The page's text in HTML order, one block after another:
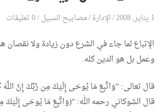
1 يناير, 2008 /الإدارة/مصابيح السبيل/0 تعليقات
الإتباع لما جاء في الشرع دون زيادة ولا
وعمل بل هو الدين كله.
قال تعالى: “وَاتَّبِعْ مَا يُوحَى إِلَيْكَ مِن رَّبِّكَ إِنَّ اللَّهَ
قال الشوكاني رحمه الله: “(وَاتَّبِعْ مَا يُوحَى